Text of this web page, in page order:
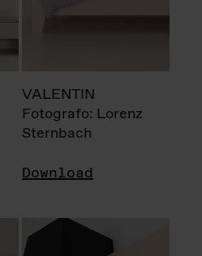
VALENTIN
Fotografo: Lorenz
Sternbach
Download